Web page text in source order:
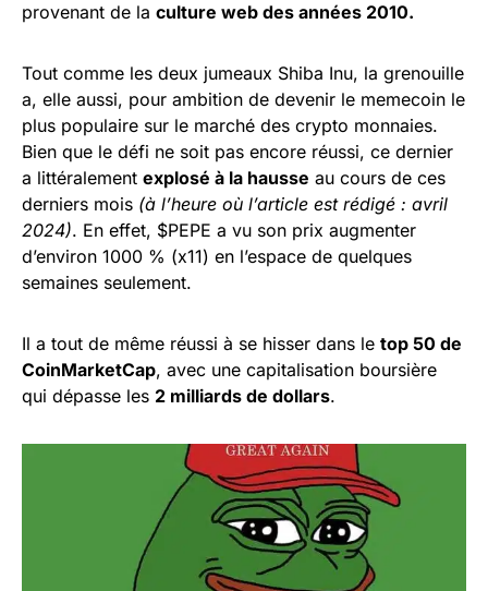
provenant de la culture web des années 2010.
Tout comme les deux jumeaux Shiba Inu, la grenouille
a, elle aussi, pour ambition de devenir le memecoin le
plus populaire sur le marché des crypto monnaies.
Bien que le défi ne soit pas encore réussi, ce dernier
a littéralement explosé à la hausse au cours de ces
derniers mois (à l’heure où l’article est rédigé : avril
2024). En effet, $PEPE a vu son prix augmenter
d’environ 1000 % (x11) en l’espace de quelques
semaines seulement.
Il a tout de même réussi à se hisser dans le top 50 de
CoinMarketCap, avec une capitalisation boursière
qui dépasse les 2 milliards de dollars.